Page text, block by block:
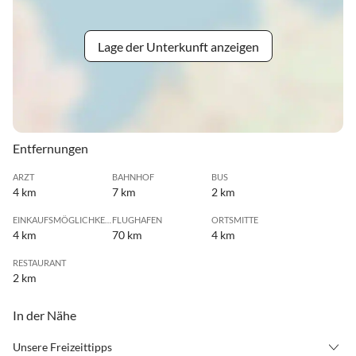
Lage der Unterkunft anzeigen
Entfernungen
ARZT
4 km
BAHNHOF
7 km
BUS
2 km
4 km
FLUGHAFEN
70 km
ORTSMITTE
4 km
RESTAURANT
2 km
In der Nähe
Unsere Freizeittipps